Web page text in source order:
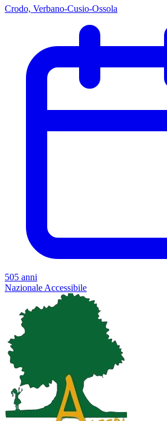
Crodo, Verbano-Cusio-Ossola
505 anni
Nazionale Accessibile